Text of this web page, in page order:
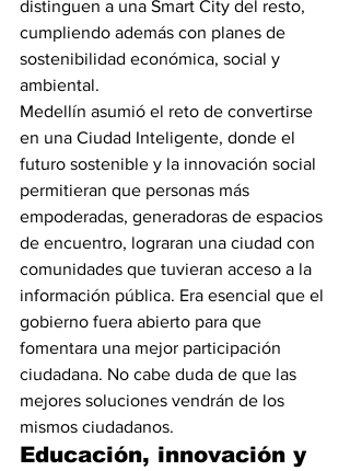
distinguen a una Smart City del resto,
cumpliendo además con planes de
sostenibilidad económica, social y
ambiental.
Medellín asumió el reto de convertirse
en una Ciudad Inteligente, donde el
futuro sostenible y la innovación social
permitieran que personas más
empoderadas, generadoras de espacios
de encuentro, lograran una ciudad con
comunidades que tuvieran acceso a la
información pública. Era esencial que el
gobierno fuera abierto para que
fomentara una mejor participación
ciudadana. No cabe duda de que las
mejores soluciones vendrán de los
mismos ciudadanos.
Educación, innovación y